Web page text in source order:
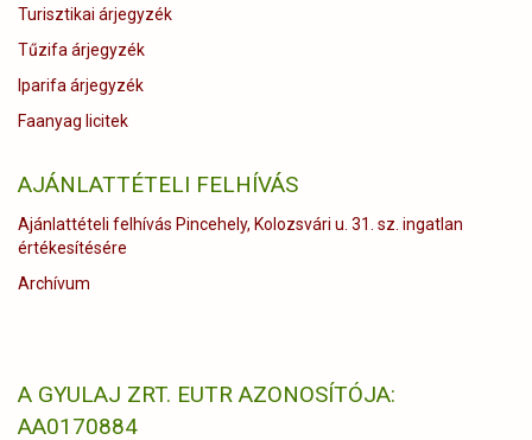
Turisztikai árjegyzék
Tűzifa árjegyzék
Iparifa árjegyzék
Faanyag licitek
AJÁNLATTÉTELI FELHÍVÁS
Ajánlattételi felhívás Pincehely, Kolozsvári u. 31. sz. ingatlan
értékesítésére
Archívum
A GYULAJ ZRT. EUTR AZONOSÍTÓJA:
AA0170884